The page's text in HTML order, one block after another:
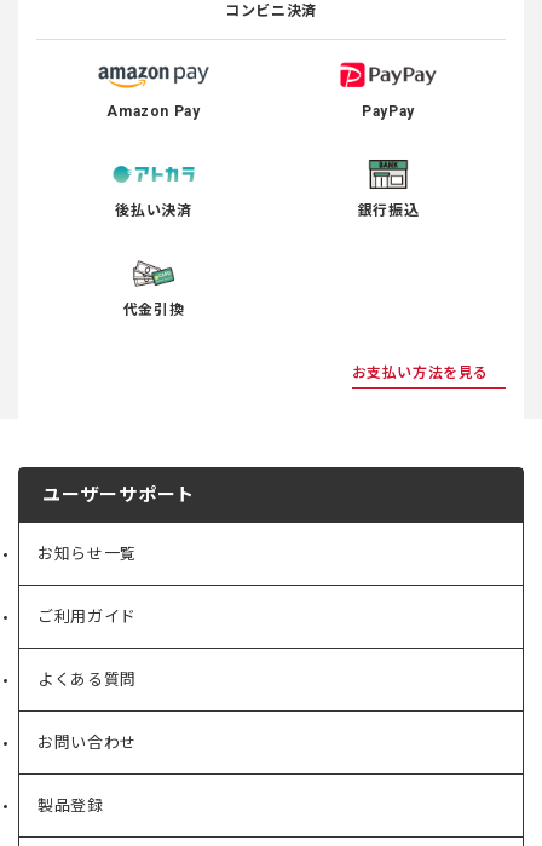
コンビニ決済
Amazon Pay PayPay
後払い決済 銀行振込
代金引換
お支払い方法を見る
ユーザーサポート
お知らせ一覧
ご利用ガイド
よくある質問
お問い合わせ
製品登録